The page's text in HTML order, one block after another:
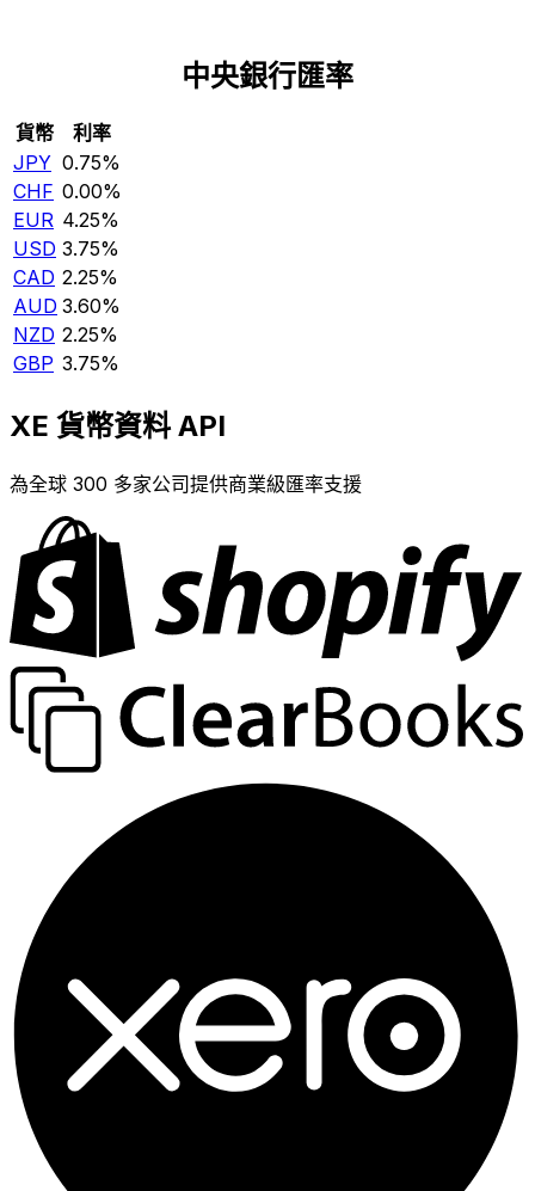
中央銀行匯率
貨幣
利率
JPY 0.75%
CHF 0.00%
EUR 4.25%
USD 3.75%
CAD 2.25%
AUD 3.60%
NZD 2.25%
GBP 3.75%
XE 貨幣資料 API
為全球 300 多家公司提供商業級匯率支援